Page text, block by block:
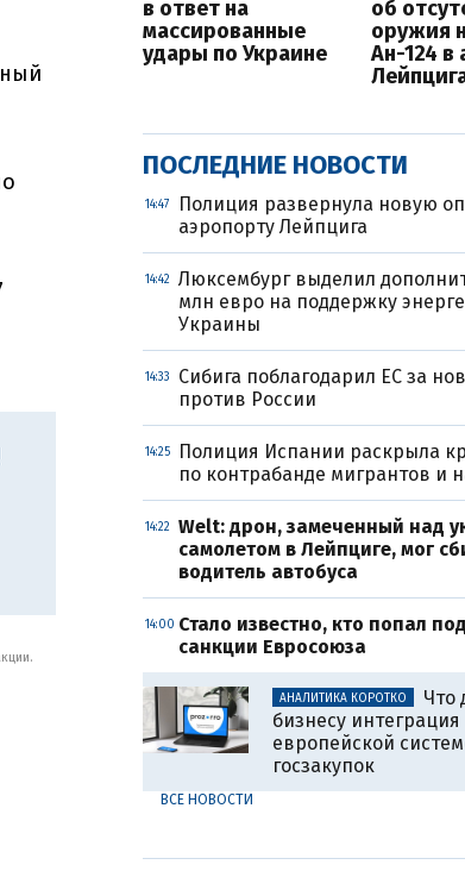
в ответ на
массированные
удары по Украине
об
оружия
Ан-124 в
ПОСЛЕДНИЕ НОВОСТИ
14:47
Полиция развернула новую
аэропорту Лейпцига
14:42
Люксембург выделил
млн евро на поддержку
Украины
14:33
Сибига поблагодарил ЕС за
против России
14:25
Полиция Испании раскрыла
по контрабанде мигрантов и
14:22
Welt: дрон, замеченный над
самолетом в Лейпциге, мог
водитель автобуса
14:00 Стало известно, кто попал
санкции Евросоюза
АНАЛИТИКА КОРОТКО
Что
бизнесу
европейской
госзакупок
ВСЕ НОВОСТИ